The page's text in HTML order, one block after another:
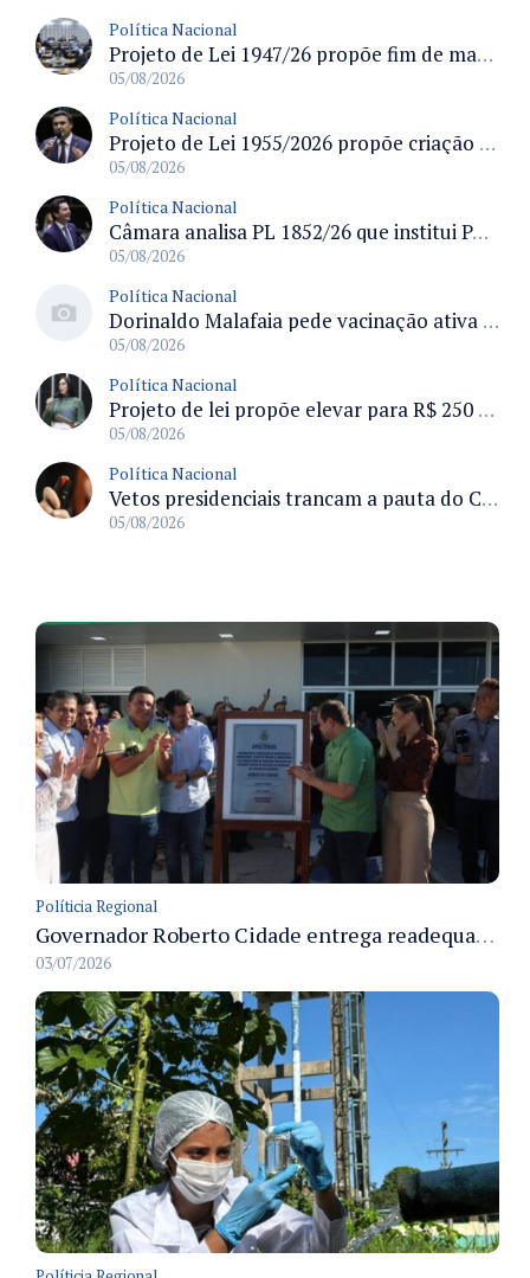
Política Nacional
Projeto de Lei 1947/26 propõe fim de margens para cartão de crédito e consignado do INSS
05/08/2026
Política Nacional
Projeto de Lei 1955/2026 propõe criação de geração livre de fumo ao restringir venda de vapes a nascidos desde 1º de janeiro de 2009
05/08/2026
Política Nacional
Câmara analisa PL 1852/26 que institui Política Nacional de Gestão de Desempenho e Eficiência para servidores públicos
05/08/2026
Política Nacional
Dorinaldo Malafaia pede vacinação ativa ao Ministério da Saúde para reverter queda na cobertura vacinal no Brasil
05/08/2026
Política Nacional
Projeto de lei propõe elevar para R$ 250 mil limite de isenção do IPI para pessoas com deficiência e autismo
05/08/2026
Política Nacional
Vetos presidenciais trancam a pauta do Congresso com 87 itens pendentes e incluem trechos do Orçamento de 2026
05/08/2026
Políticia Regional
Governador Roberto Cidade entrega readequação do ambulatório da FCecon e amplia capacidade de atendimento oncológico em Manaus
03/07/2026